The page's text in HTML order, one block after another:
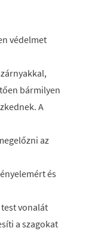
védelmet
bármilyen
A
az
és
vonalát
a szagokat